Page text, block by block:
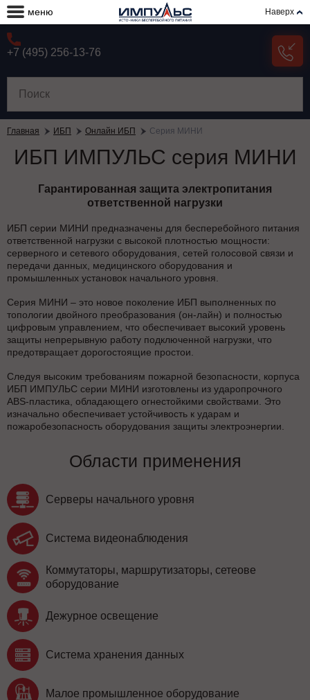
меню Наверх
+7 (495) 256-13-76
Главная ИБП Онлайн ИБП Серия МИНИ
ИБП ИМПУЛЬС серия МИНИ
Гарантированная защита электропитания
ответственной нагрузки
ИБП серии МИНИ предназначены для бесперебойного питания
ответственной нагрузки с высокой плотностью мощности:
серверного и сетевого оборудования, сетей голосовой связи и
передачи данных, медицинского оборудования и
промышленных установок начального уровня.
Серия МИНИ – это новое поколение ИБП выполненных по
топологии двойного преобразования (он-лайн) и полностью
цифровым управлением, что обеспечивает высокий уровень
защиты непрерывную работу подключенной нагрузки, что
предотвращает дорогостоящие простои.
Следуя высоким требованиям пожарной безопасности, корпуса
ИБП ИМПУЛЬС серии МИНИ изготовлены из ударопрочного
ABS-пластика, обладающего огнестойкими свойствами. Это
изначально обеспечивает устойчивость к ударам и
пожаробезопасность оборудования защиты электроэнергии.
Области применения
Серверы начального уровня
Система видеонаблюдения
Коммутаторы, маршрутизаторы, сетеове
оборудование
Дежурное освещение
Система хранения данных
Малое промышленное оборудование